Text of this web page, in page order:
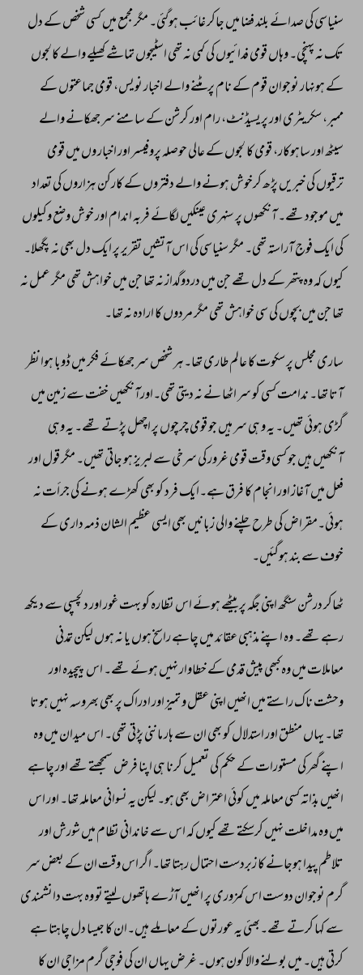
سنیاسی کی صدائے بلند فضا میں جاکر غائب ہوگئی۔ مگر مجمع میں کسی شخص کے دل
تک نہ پہنچی۔ وہاں قومی فدائیوں کی کمی نہ تھی اسٹیجوں تماشے کھیلے والے کالجوں
کے ہونہار نوجوان قوم کے نام پرمٹنے والے اخبار نویس، قومی جماعتوں کے
ممبر، سکریٹری اور پریسیڈنٹ، رام اور کرشن کے سامنے سر جھکانے والے
سیٹھ اور ساہوکار، قومی کا لجوں کے عالی حوصلہ پروفیسر اور اخبار وں میں قومی
ترقیوں کی خبریں پڑھ کرخوش ہونے والے دفتروں کے کارکن ہزاروں کی تعداد
میں موجود تھے۔ آنکھوں پر سنہری عینکیں لگائے فربہ اندام اور خوش وضع وکیلوں
کی ایک فوج آراستہ تھی۔ مگر سنیاسی کی اس آتشیں تقریر پر ایک دل بھی نہ پگھلا۔
کیوں کہ وہ پتھر کے دل تھے جن میں دردوگداز نہ تھا جن میں خواہش تھی مگر عمل نہ
تھا جن میں بچوں کی سی خواہش تھی مگر مردوں کا ارادہ نہ تھا۔
ساری مجلس پر سکوت کا عالم طاری تھا۔ہر شخص سر جھکائے فکر میں ڈوبا ہوا نظر
آتا تھا۔ ندامت کسی کو سر اٹھا نے نہ دیتی تھی۔اورآنکھیں خفت سے زمین میں
گڑی ہوئی تھیں۔ یہ و ہی سر ہیں جو قومی چرچوں پر اچھل پڑتے تھے۔ یہ وہی
آنکھیں ہیں جو کسی وقت قومی غرور کی سرخی سے لبریز ہو جاتی تھیں۔ مگر قول اور
فعل میں آغاز اور انجام کا فرق ہے۔ایک فرد کو بھی کھڑے ہونے کی جرأت نہ
ہوئی۔مقراض کی طرح چلنے والی زبانیں بھی ایسی عظیم الشان ذمہ داری کے
خوف سے بند ہوگئیں۔
ٹھاکر درشن سنگھ اپنی جگہ پر بیٹھے ہوئے اس نظارہ کو بہت غور اور دلچسپی سے دیکھ
رہے تھے۔ وہ اپنے مذہبی عقائد میں چاہے راسخ ہوں یا نہ ہوں لیکن تمدنی
معاملات میں وہ کبھی پیش قدمی کے خطاوار نہیں ہوئے تھے۔ اس پیچیدہ اور
وحشت ناک راستے میں انھیں اپنی عقل و تمیز اور ادراک پر بھی بھروسہ نہیں ہوتا
تھا۔ یہاں منطق اور استدلال کو بھی ان سے ہار ماننی پڑتی تھی۔ اس میدان میں وہ
اپنے گھر کی مستورات کے حکم کی تعمیل کرنا ہی اپنا فرض سمجھتے تھے اور چاہے
انھیں بذاتہ کسی معاملہ میں کوئی اعتراض بھی ہو۔ لیکن یہ نسوانی معاملہ تھا۔ اور اس
میں وہ مداخلت نہیں کرسکتے تھے کیوں کہ اس سے خاندانی نظام میں شورش اور
تلاطم پیدا ہوجانے کا زبردست احتمال رہتا تھا۔ اگر اس وقت ان کے بعض سر
گرم نوجوان دوست اس کمزوری پر انھیں آڑے ہاتھوں لیتے تو وہ بہت دانشمندی
سے کہا کرتے تھے۔بھئی یہ عورتوں کے معاملے ہیں۔ان کا جیسا دل چاہتا ہے
کرتی ہیں۔ میں بولنے والا کون ہوں۔ غرض یہاں ان کی فوجی گرم مزاجی ان کا